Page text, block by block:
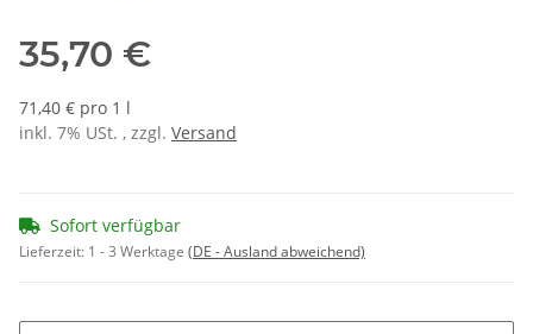
35,70 €
71,40 € pro 1 l
inkl. 7% USt. , zzgl. Versand
Sofort verfügbar
Lieferzeit: 1 - 3 Werktage (DE - Ausland abweichend)